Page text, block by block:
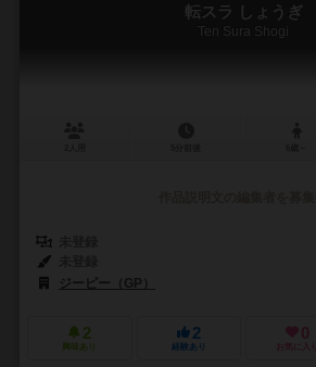
転スラ しょうぎ
Ten Sura Shogi
ジーピー（GP）
2
興味あり
2
経験あり
0
お気に入り